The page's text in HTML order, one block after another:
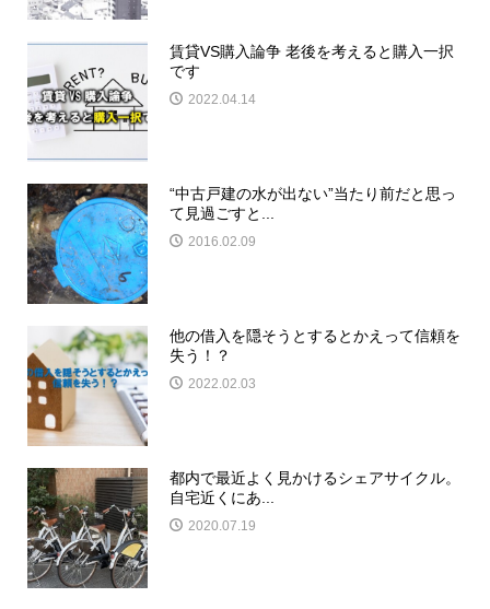
賃貸VS購入論争 老後を考えると購入一択
です
2022.04.14
“中古戸建の水が出ない”当たり前だと思っ
て見過ごすと...
2016.02.09
他の借入を隠そうとするとかえって信頼を
失う！？
2022.02.03
都内で最近よく見かけるシェアサイクル。
自宅近くにあ...
2020.07.19